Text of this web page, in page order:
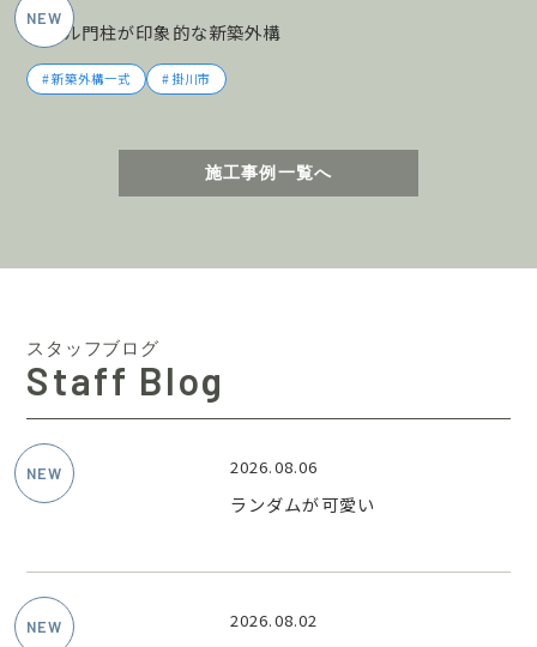
タイル門柱が印象的な新築外構
新築外構一式 掛川市
施工事例一覧へ
スタッフブログ
Staff Blog
2026.08.06
ランダムが可愛い
2026.08.02